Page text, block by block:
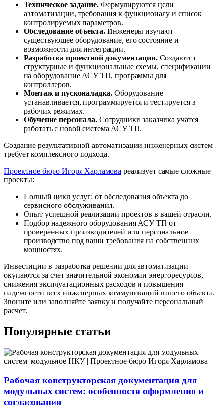
Техническое задание. Формулируются цели
автоматизации, требования к функционалу и список
контролируемых параметров.
Обследование объекта. Инженеры изучают
существующее оборудование, его состояние и
возможности для интеграции.
Разработка проектной документации. Создаются
структурные и функциональные схемы, спецификации
на оборудование АСУ ТП, программы для
контроллеров.
Монтаж и пусконаладка. Оборудование
устанавливается, программируется и тестируется в
рабочих режимах.
Обучение персонала. Сотрудники заказчика учатся
работать с новой система АСУ ТП.
Создание результативной автоматизации инженерных систем
требует комплексного подхода.
Проектное бюро Игоря Харламова реализует самые сложные
проекты:
Полный цикл услуг: от обследования объекта до
сервисного обслуживания.
Опыт успешной реализации проектов в вашей отрасли.
Подбор надежного оборудования АСУ ТП от
проверенных производителей или персональное
производство под ваши требования на собственных
мощностях.
Инвестиции в разработка решений для автоматизации
окупаются за счет значительной экономии энергоресурсов,
снижения эксплуатационных расходов и повышения
надежности всех инженерных коммуникаций вашего объекта.
Звоните или заполняйте заявку и получайте персональный
расчет.
Популярные статьи
Рабочая конструкторская документация для
модульных систем: особенности оформления и
согласования